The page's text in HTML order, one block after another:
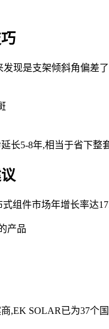
现是支架倾斜角偏差
长5-8年,相当于省下整
组件市场年增长率达
产品
,EK SOLAR已为37个